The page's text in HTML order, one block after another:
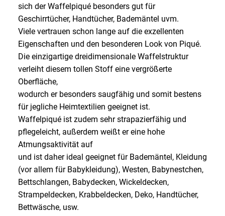
sich der Waffelpiqué besonders gut für
Geschirrtücher, Handtücher, Bademäntel uvm.
Viele vertrauen schon lange auf die exzellenten
Eigenschaften und den besonderen Look von Piqué.
Die einzigartige dreidimensionale Waffelstruktur
verleiht diesem tollen Stoff eine vergrößerte
Oberfläche,
wodurch er besonders saugfähig und somit bestens
für jegliche Heimtextilien geeignet ist.
Waffelpiqué ist zudem sehr strapazierfähig und
pflegeleicht, außerdem weißt er eine hohe
Atmungsaktivität auf
und ist daher ideal geeignet für Bademäntel, Kleidung
(vor allem für Babykleidung), Westen, Babynestchen,
Bettschlangen, Babydecken, Wickeldecken,
Strampeldecken, Krabbeldecken, Deko, Handtücher,
Bettwäsche, usw.